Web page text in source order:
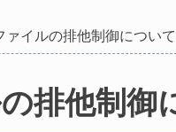
ァイルの排他制御について
排他制御